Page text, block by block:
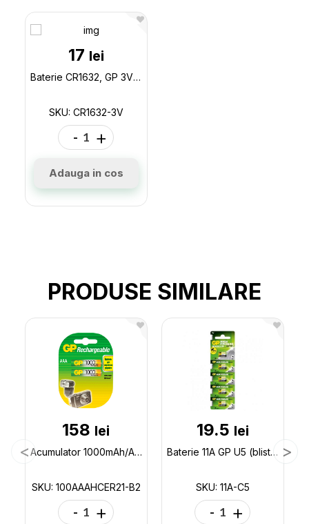
17 lei
Baterie CR1632, GP 3V CR1632-3V
SKU: CR1632-3V
- +
Adauga in cos
PRODUSE SIMILARE
158 lei
Acumulator 1000mAh/AAA GP (2buc/blister) 100AAAHCER21-B2
SKU: 100AAAHCER21-B2
- +
19.5 lei
Baterie 11A GP U5 (blister) 11A-C5
SKU: 11A-C5
- +